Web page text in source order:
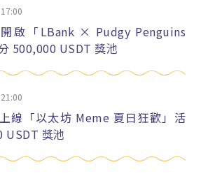
17:00
啟「LBank × Pudgy Penguins
500,000 USDT 獎池
21:00
線「以太坊 Meme 夏日狂歡」活
USDT 獎池